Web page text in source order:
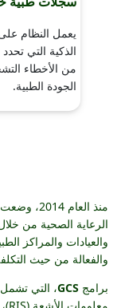
يعمل النظام
الذكية التي
من الأخطاء
الجودة الطبية.
منذ العام 2014، وضعت
الرعاية الصحية من
والعيادات والمراكز
والفعالة من حيث
برامجGCS